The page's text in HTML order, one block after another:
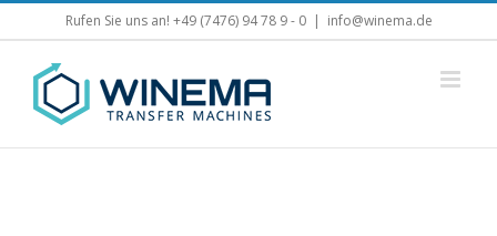
Zum
Rufen Sie uns an! +49 (7476) 94 78 9 - 0 | info@winema.de